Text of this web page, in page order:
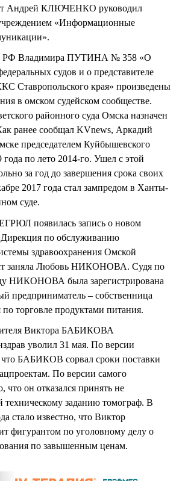
Андрей КЛЮЧЕНКО руководил
«Информационные
РФ Владимира ПУТИНА № 358 «О
судов и о представителе
Ставропольского края» произведены
в омском судейском сообществе.
районного суда Омска назначен
ранее сообщал KVnews, Аркадий
председателем Куйбышевского
года по лето 2014-го. Ушел с этой
за год до завершения срока своих
2017 года стал зампредом в Ханты-
суде.
появилась запись о новом
по обслуживанию
здравоохранения Омской
заняла Любовь НИКОНОВА. Судя по
НИКОНОВА была зарегистрирована
предприниматель – собственница
торговле продуктами питания.
Виктора БАБИКОВА
уволил 31 мая. По версии
что БАБИКОВ сорвал сроки поставки
По версии самого
он отказался принять не
техническому заданию томограф. В
стало известно, что Виктор
фигурантом по уголовному делу о
по завышенным ценам.